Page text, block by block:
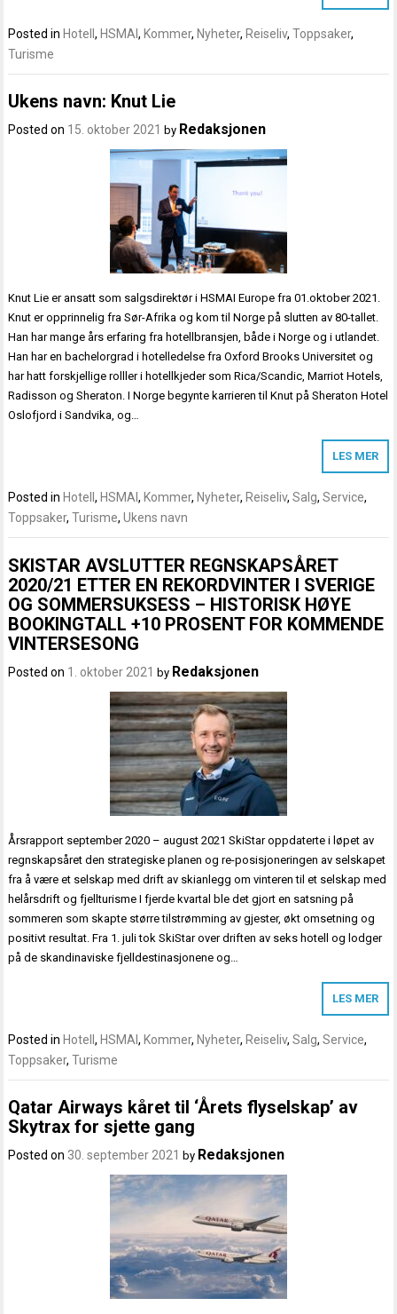
Posted in Hotell, HSMAI, Kommer, Nyheter, Reiseliv,Toppsaker,
Turisme
Ukens navn: Knut Lie
Posted on 15. oktober 2021 by Redaksjonen
Knut Lie er ansatt som salgsdirektør i HSMAI Europe fra 01.oktober 2021.
Knut er opprinnelig fra Sør-Afrika og kom til Norge på slutten av 80-tallet.
Han har mange års erfaring fra hotellbransjen, både i Norge og i utlandet.
Han har en bachelorgrad i hotelledelse fra Oxford Brooks Universitet og
har hatt forskjellige rolller i hotellkjeder som Rica/Scandic, Marriot Hotels,
Radisson og Sheraton. I Norge begynte karrieren til Knut på Sheraton Hotel
Oslofjord i Sandvika, og…
LES MER
Posted in Hotell, HSMAI, Kommer, Nyheter, Reiseliv,Salg,Service,
Toppsaker,Turisme,Ukens navn
SKISTAR AVSLUTTER REGNSKAPSÅRET
2020/21 ETTER EN REKORDVINTER I SVERIGE
OG SOMMERSUKSESS – HISTORISK HØYE
BOOKINGTALL +10 PROSENT FOR KOMMENDE
VINTERSESONG
Posted on 1. oktober 2021 by Redaksjonen
Årsrapport september 2020 – august 2021 SkiStar oppdaterte i løpet av
regnskapsåret den strategiske planen og re-posisjoneringen av selskapet
fra å være et selskap med drift av skianlegg om vinteren til et selskap med
helårsdrift og fjellturisme I fjerde kvartal ble det gjort en satsning på
sommeren som skapte større tilstrømming av gjester, økt omsetning og
positivt resultat. Fra 1. juli tok SkiStar over driften av seks hotell og lodger
på de skandinaviske fjelldestinasjonene og…
LES MER
Posted in Hotell, HSMAI, Kommer, Nyheter, Reiseliv,Salg,Service,
Toppsaker,Turisme
Qatar Airways kåret til ‘Årets flyselskap’ av
Skytrax for sjette gang
Posted on 30. september 2021 by Redaksjonen